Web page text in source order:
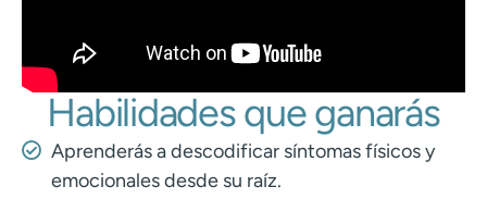
Habilidades que ganarás
Aprenderás a descodificar síntomas físicos y
emocionales desde su raíz.